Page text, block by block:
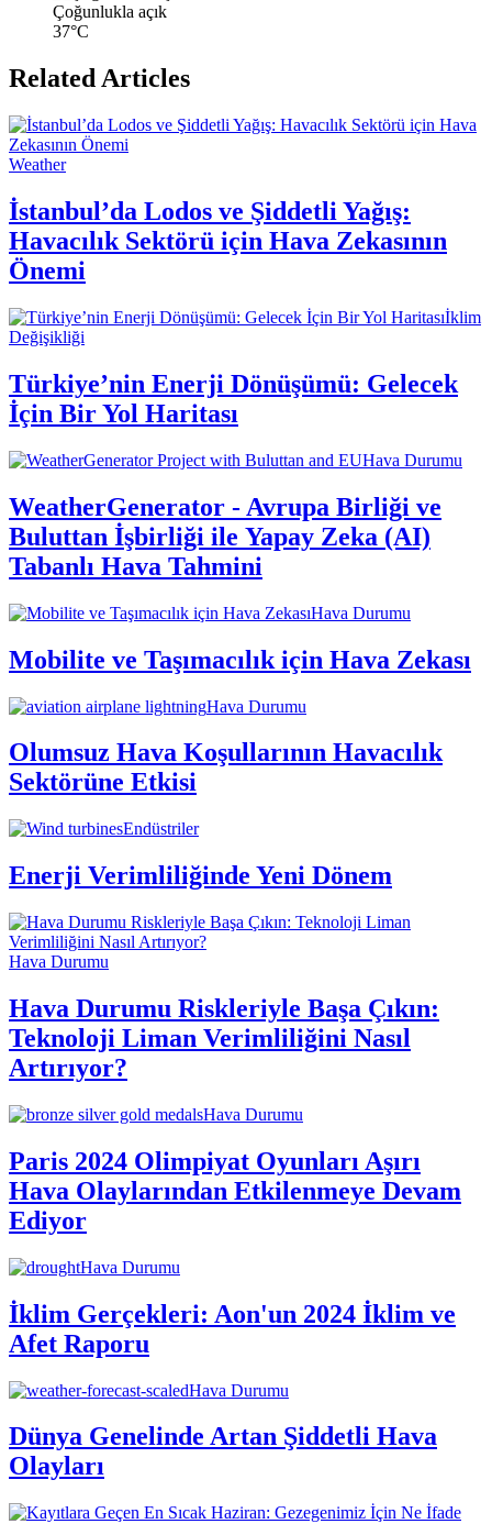
Çoğunlukla açık
37°C
Related Articles
Weather
İstanbul’da Lodos ve Şiddetli Yağış:
Havacılık Sektörü için Hava Zekasının
Önemi
İklim
Değişikliği
Türkiye’nin Enerji Dönüşümü: Gelecek
İçin Bir Yol Haritası
Hava Durumu
WeatherGenerator - Avrupa Birliği ve
Buluttan İşbirliği ile Yapay Zeka (AI)
Tabanlı Hava Tahmini
Hava Durumu
Mobilite ve Taşımacılık için Hava Zekası
Hava Durumu
Olumsuz Hava Koşullarının Havacılık
Sektörüne Etkisi
Endüstriler
Enerji Verimliliğinde Yeni Dönem
Hava Durumu
Hava Durumu Riskleriyle Başa Çıkın:
Teknoloji Liman Verimliliğini Nasıl
Artırıyor?
Hava Durumu
Paris 2024 Olimpiyat Oyunları Aşırı
Hava Olaylarından Etkilenmeye Devam
Ediyor
Hava Durumu
İklim Gerçekleri: Aon'un 2024 İklim ve
Afet Raporu
Hava Durumu
Dünya Genelinde Artan Şiddetli Hava
Olayları